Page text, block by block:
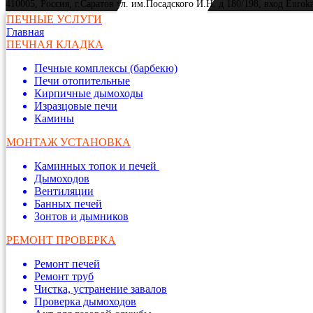
410005, Россия, г.Саратов ул. им.Посадского И.Н. д 180/198, вход
ПЕЧНЫЕ УСЛУГИ
Главная
ПЕЧНАЯ КЛАДКА
Печные комплексы (барбекю)
Печи отопительные
Кирпичные дымоходы
Изразцовые печи
Камины
МОНТАЖ УСТАНОВКА
Каминных топок и печей
Дымоходов
Вентиляции
Банных печей
Зонтов и дымников
РЕМОНТ ПРОВЕРКА
Ремонт печей
Ремонт труб
Чистка, устранение завалов
Проверка дымоходов